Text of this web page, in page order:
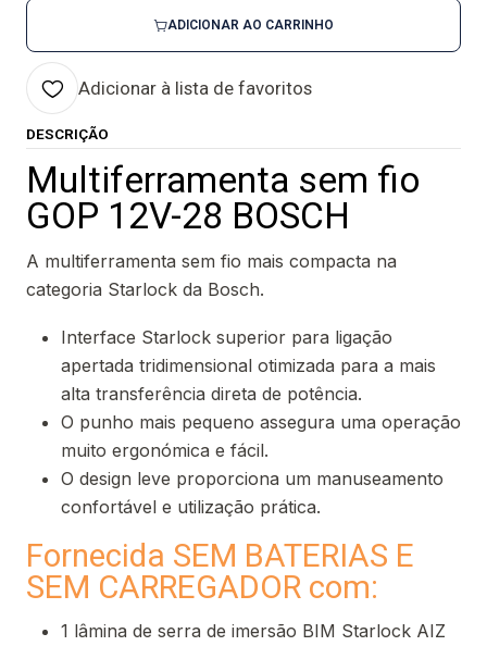
ADICIONAR AO CARRINHO
Adicionar à lista de favoritos
DESCRIÇÃO
Multiferramenta sem fio
GOP 12V-28 BOSCH
A multiferramenta sem fio mais compacta na
categoria Starlock da Bosch.
Interface Starlock superior para ligação
apertada tridimensional otimizada para a mais
alta transferência direta de potência.
O punho mais pequeno assegura uma operação
muito ergonómica e fácil.
O design leve proporciona um manuseamento
confortável e utilização prática.
Fornecida SEM BATERIAS E
SEM CARREGADOR com:
1 lâmina de serra de imersão BIM Starlock AIZ